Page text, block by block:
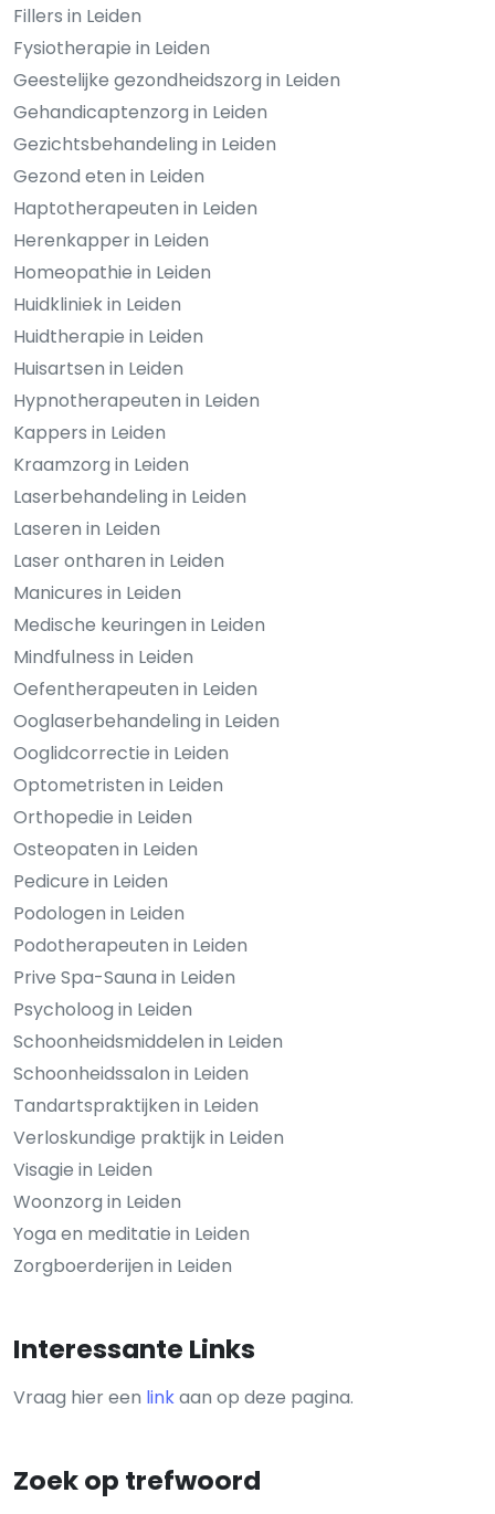
Fillers in Leiden
Fysiotherapie in Leiden
Geestelijke gezondheidszorg in Leiden
Gehandicaptenzorg in Leiden
Gezichtsbehandeling in Leiden
Gezond eten in Leiden
Haptotherapeuten in Leiden
Herenkapper in Leiden
Homeopathie in Leiden
Huidkliniek in Leiden
Huidtherapie in Leiden
Huisartsen in Leiden
Hypnotherapeuten in Leiden
Kappers in Leiden
Kraamzorg in Leiden
Laserbehandeling in Leiden
Laseren in Leiden
Laser ontharen in Leiden
Manicures in Leiden
Medische keuringen in Leiden
Mindfulness in Leiden
Oefentherapeuten in Leiden
Ooglaserbehandeling in Leiden
Ooglidcorrectie in Leiden
Optometristen in Leiden
Orthopedie in Leiden
Osteopaten in Leiden
Pedicure in Leiden
Podologen in Leiden
Podotherapeuten in Leiden
Prive Spa-Sauna in Leiden
Psycholoog in Leiden
Schoonheidsmiddelen in Leiden
Schoonheidssalon in Leiden
Tandartspraktijken in Leiden
Verloskundige praktijk in Leiden
Visagie in Leiden
Woonzorg in Leiden
Yoga en meditatie in Leiden
Zorgboerderijen in Leiden
Interessante Links
Vraag hier een linkaan op deze pagina.
Zoek op trefwoord